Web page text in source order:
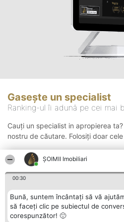
ȘOIMII Imobiliari
00:30
Bună, suntem încântați să vă
să faceți clic pe subiectul de
corespunzător! 🙂
Gasește un specialist
Ranking-ul îi adună pe cei mai
Cauți un specialist in apropierea
nostru de căutare. Folosiți doar